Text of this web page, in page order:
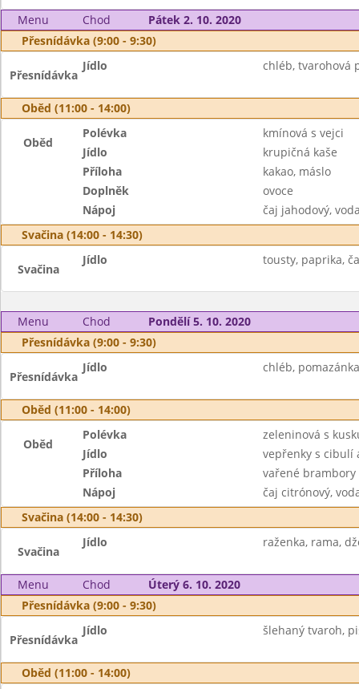
Menu Chod
Pátek 2. 10. 2020
Přesnídávka (9:00 - 9:30)
Přesnídávka
Jídlo chléb, tvarohová
Oběd (11:00 - 14:00)
Oběd
Polévka
kmínová s vejci
Jídlo
krupičná kaše
Příloha
kakao, máslo
Doplněk
ovoce
Nápoj
čaj jahodový,
Svačina (14:00 - 14:30)
Svačina
Jídlo tousty, paprika,
Menu Chod
Pondělí 5. 10. 2020
Přesnídávka (9:00 - 9:30)
Přesnídávka
Jídlo chléb,
Oběd (11:00 - 14:00)
Oběd
Polévka
zeleninová s
Jídlo
vepřenky s cibulí
Příloha
vařené brambory
Nápoj
čaj citrónový,
Svačina (14:00 - 14:30)
Svačina
Jídlo raženka, rama,
Menu Chod
Úterý 6. 10. 2020
Přesnídávka (9:00 - 9:30)
Přesnídávka
Jídlo šlehaný tvaroh,
Oběd (11:00 - 14:00)